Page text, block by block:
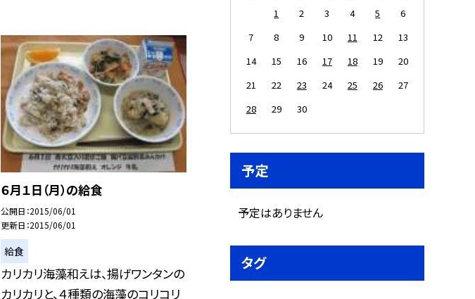
６月１日（月）の給食
公開日 2015/06/01
更新日 2015/06/01
給食
カリカリ海藻和えは、揚げワンタンの
カリカリと、４種類の海藻のコリコリ
1 2 3 4 5
6
7
8 9 10 11 12
13
14
15 16 17 18 19
20
21
22 23 24 25 26
27
28
29 30
予定
予定はありません
タグ